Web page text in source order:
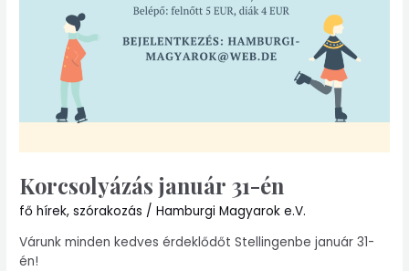
Korcsolyázás január 31-én
fő hírek,szórakozás /Hamburgi Magyarok e.V.
Várunk minden kedves érdeklődőt Stellingenbe január 31-
én!